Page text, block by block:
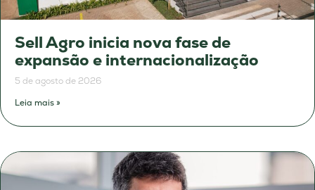
Sell Agro inicia nova fase de
expansão e internacionalização
5 de agosto de 2026
Leia mais »